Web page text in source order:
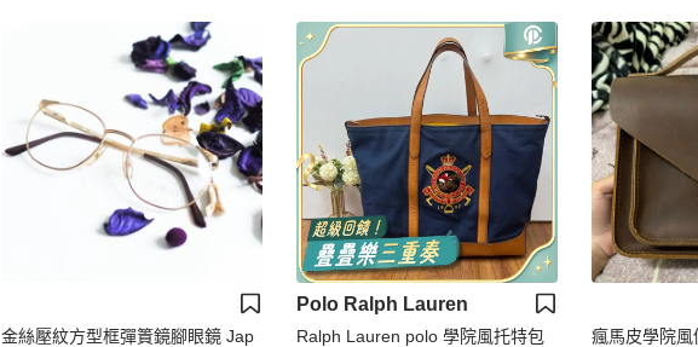
金絲壓紋方型框彈篢鏡腳眼鏡 Jap
Polo Ralph Lauren
Ralph Lauren polo 學院風托特包
瘋馬皮學院風